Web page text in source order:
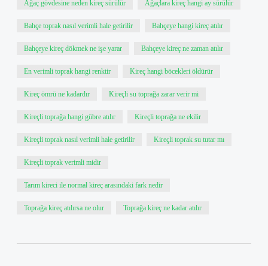
Ağaç gövdesine neden kireç sürülür Ağaçlara kireç hangi ay sürülür
Bahçe toprak nasıl verimli hale getirilir Bahçeye hangi kireç atılır
Bahçeye kireç dökmek ne işe yarar Bahçeye kireç ne zaman atılır
En verimli toprak hangi renktir Kireç hangi böcekleri öldürür
Kireç ömrü ne kadardır Kireçli su toprağa zarar verir mi
Kireçli toprağa hangi gübre atılır Kireçli toprağa ne ekilir
Kireçli toprak nasıl verimli hale getirilir Kireçli toprak su tutar mı
Kireçli toprak verimli midir
Tarım kireci ile normal kireç arasındaki fark nedir
Toprağa kireç atılırsa ne olur Toprağa kireç ne kadar atılır